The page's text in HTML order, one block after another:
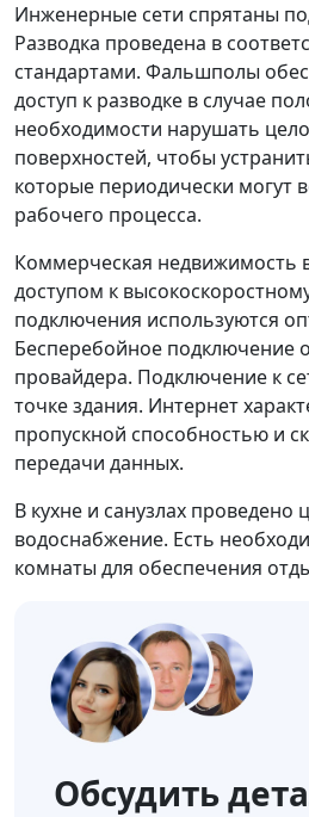
Инженерные сети спрятаны
Разводка проведена в
стандартами. Фальшполы
доступ к разводке в случае
необходимости нарушать
поверхностей, чтобы
которые периодически могут
рабочего процесса.
Коммерческая недвижимость
доступом к
подключения используются
Бесперебойное подключение
провайдера. Подключение к
точке здания. Интернет
пропускной способностью и
передачи данных.
В кухне и санузлах проведено
водоснабжение. Есть
комнаты для обеспечения
Обсудить